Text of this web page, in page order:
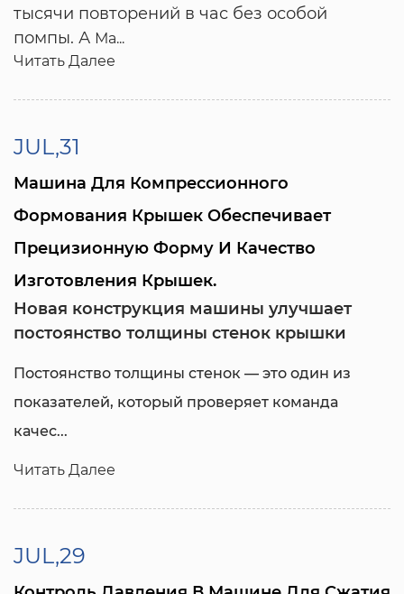
тысячи повторений в час без особой
помпы. А Ма...
Читать Далее
JUL,31
Машина Для Компрессионного
Формования Крышек Обеспечивает
Прецизионную Форму И Качество
Изготовления Крышек.
Новая конструкция машины улучшает
постоянство толщины стенок крышки
Постоянство толщины стенок — это один из
показателей, который проверяет команда
качес...
Читать Далее
JUL,29